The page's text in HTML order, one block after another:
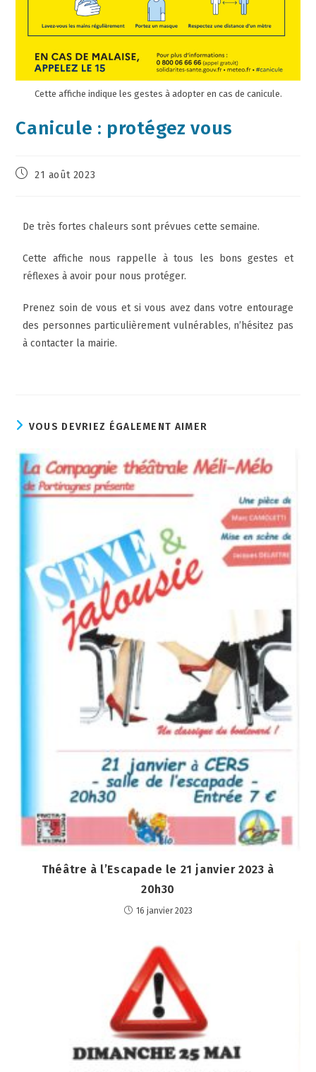
Cette affiche indique les gestes à adopter en cas de canicule.
Canicule : protégez vous
21 août 2023
De très fortes chaleurs sont prévues cette semaine.
Cette affiche nous rappelle à tous les bons gestes et
réflexes à avoir pour nous protéger.
Prenez soin de vous et si vous avez dans votre entourage
des personnes particulièrement vulnérables, n’hésitez pas
à contacter la mairie.
VOUS DEVRIEZ ÉGALEMENT AIMER
Théâtre à l’Escapade le 21 janvier 2023 à
20h30
16 janvier 2023